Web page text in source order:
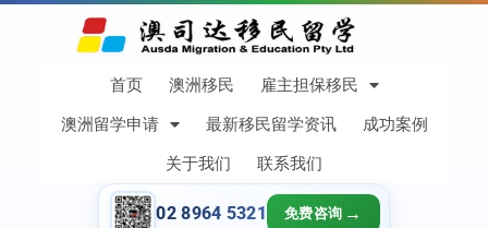
首页 澳洲移民
雇主担保移民
澳洲留学申请
最新移民留学资讯
成功案例
关于我们
联系我们
02 8964 5321 免费咨询